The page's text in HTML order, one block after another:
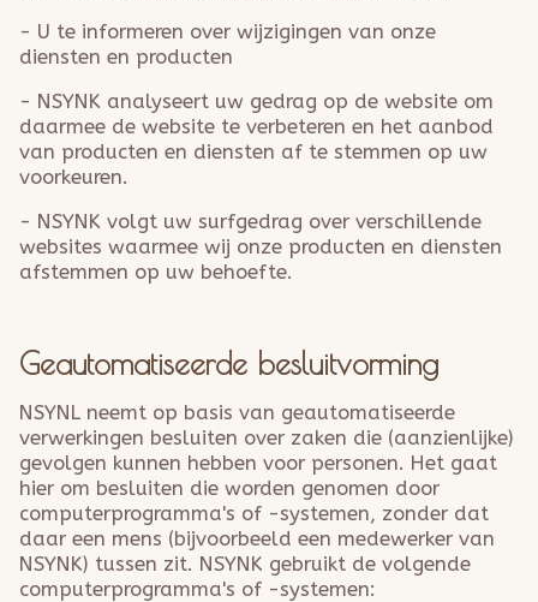
- U te informeren over wijzigingen van onze
diensten en producten
- NSYNK analyseert uw gedrag op de website om
daarmee de website te verbeteren en het aanbod
van producten en diensten af te stemmen op uw
voorkeuren.
- NSYNK volgt uw surfgedrag over verschillende
websites waarmee wij onze producten en diensten
afstemmen op uw behoefte.
Geautomatiseerde besluitvorming
NSYNL neemt op basis van geautomatiseerde
verwerkingen besluiten over zaken die (aanzienlijke)
gevolgen kunnen hebben voor personen. Het gaat
hier om besluiten die worden genomen door
computerprogramma's of -systemen, zonder dat
daar een mens (bijvoorbeeld een medewerker van
NSYNK) tussen zit. NSYNK gebruikt de volgende
computerprogramma's of -systemen: